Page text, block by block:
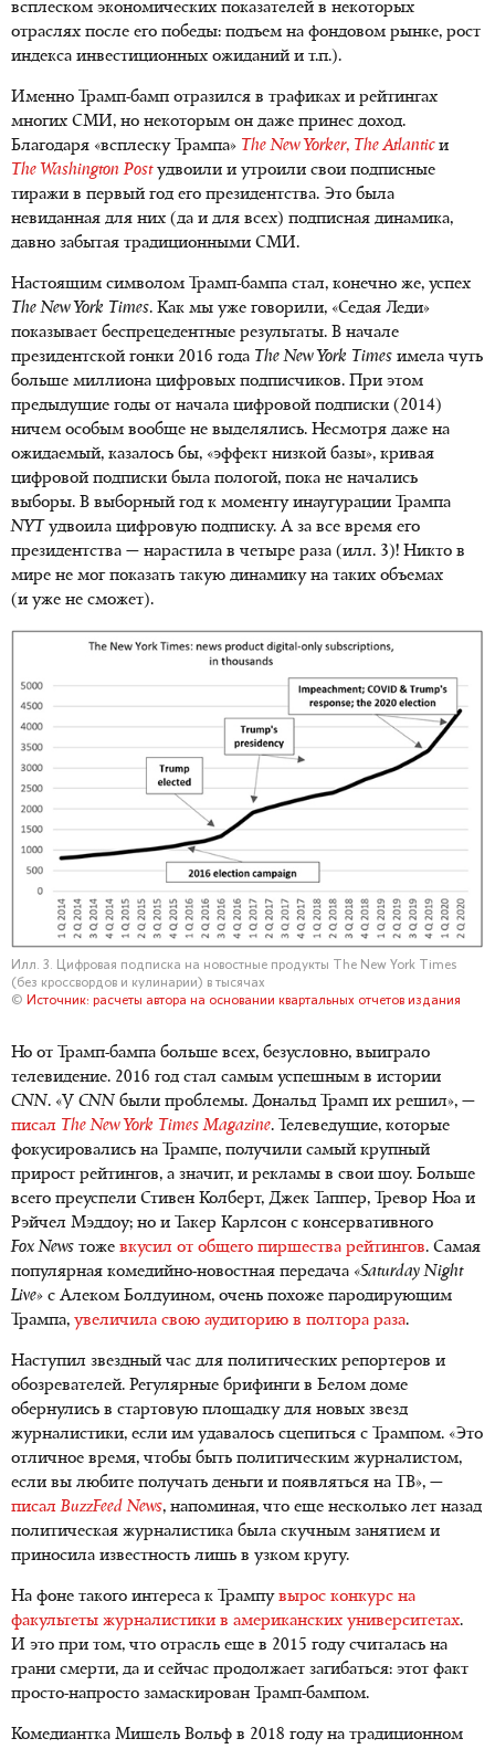
всплеском экономических показателей в некоторых
отраслях после его победы: подъем на фондовом рынке, рост
индекса инвестиционных ожиданий и т.п.).
Именно Трамп-бамп отразился в трафиках и рейтингах
многих СМИ, но некоторым он даже принес доход.
Благодаря «всплеску Трампа» The New Yorker, The Atlanticи
The Washington Postудвоили и утроили свои подписные
тиражи в первый год его президентства. Это была
невиданная для них (да и для всех) подписная динамика,
давно забытая традиционными СМИ.
Настоящим символом Трамп-бампа стал, конечно же, успех
The New York Times. Как мы уже говорили, «Седая Леди»
показывает беспрецедентные результаты. В начале
президентской гонки 2016 года The New York Times имела чуть
больше миллиона цифровых подписчиков. При этом
предыдущие годы от начала цифровой подписки (2014)
ничем особым вообще не выделялись. Несмотря даже на
ожидаемый, казалось бы, «эффект низкой базы», кривая
цифровой подписки была пологой, пока не начались
выборы. В выборный год к моменту инаугурации Трампа
NYT удвоила цифровую подписку. А за все время его
президентства — нарастила в четыре раза (илл. 3)! Никто в
мире не мог показать такую динамику на таких объемах
(и уже не сможет).
Илл. 3. Цифровая подписка на новостные продукты The New York Times
(без кроссвордов и кулинарии) в тысячах
© Источник: расчеты автора на основании квартальных отчетов издания
Но от Трамп-бампа больше всех, безусловно, выиграло
телевидение. 2016 год стал самым успешным в истории
CNN. «У CNN были проблемы. Дональд Трамп их решил», —
писал The New York Times Magazine. Телеведущие, которые
фокусировались на Трампе, получили самый крупный
прирост рейтингов, а значит, и рекламы в свои шоу. Больше
всего преуспели Стивен Колберт, Джек Таппер, Тревор Ноа и
Рэйчел Мэддоу; но и Такер Карлсон с консервативного
Fox News тоже вкусил от общего пиршества рейтингов. Самая
популярная комедийно-новостная передача «Saturday Night
Live» с Алеком Болдуином, очень похоже пародирующим
Трампа, увеличила свою аудиторию в полтора раза.
Наступил звездный час для политических репортеров и
обозревателей. Регулярные брифинги в Белом доме
обернулись в стартовую площадку для новых звезд
журналистики, если им удавалось сцепиться с Трампом. «Это
отличное время, чтобы быть политическим журналистом,
если вы любите получать деньги и появляться на ТВ», —
писалBuzzFeed News, напоминая, что еще несколько лет назад
политическая журналистика была скучным занятием и
приносила известность лишь в узком кругу.
На фоне такого интереса к Трампу вырос конкурс на
факультеты журналистики в американских университетах.
И это при том, что отрасль еще в 2015 году считалась на
грани смерти, да и сейчас продолжает загибаться: этот факт
просто-напросто замаскирован Трамп-бампом.
Комедиантка Мишель Вольф в 2018 году на традиционном